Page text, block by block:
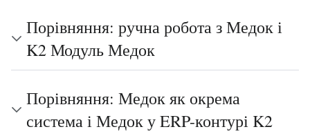
Порівняння: ручна робота з Медок і
K2 Модуль Медок
Порівняння: Медок як окрема
система і Медок у ERP-контурі K2